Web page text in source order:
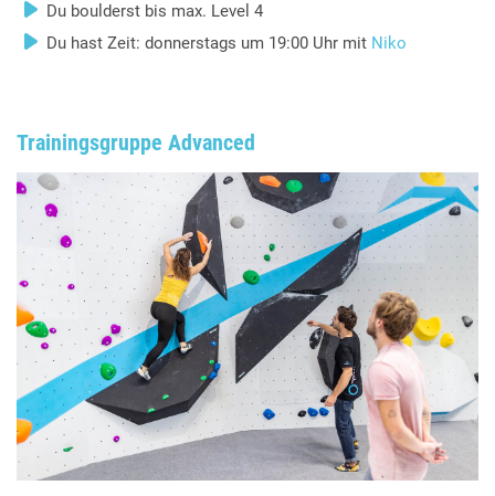
Du boulderst bis max. Level 4
Du hast Zeit: donnerstags um 19:00 Uhr mit Niko
Trainingsgruppe Advanced